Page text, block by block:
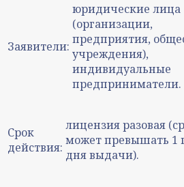
Заявители:
юридические лица
(организации,
предприятия,
учреждения),
индивидуальные
предприниматели.
Срок
действия:
лицензия разовая
может превышать 1
дня выдачи).